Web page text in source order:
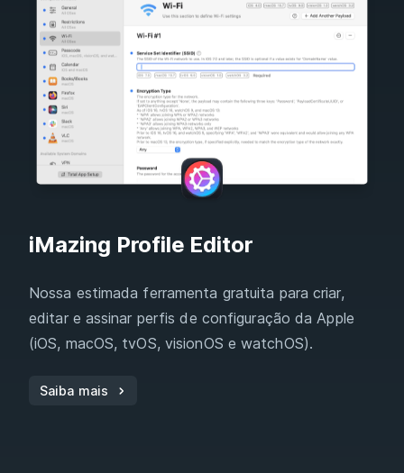
iMazing Profile Editor
Nossa estimada ferramenta gratuita para criar,
editar e assinar perfis de configuração da Apple
(iOS, macOS, tvOS, visionOS e watchOS).
Saiba mais